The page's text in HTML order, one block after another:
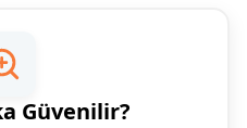
Güvenilir?